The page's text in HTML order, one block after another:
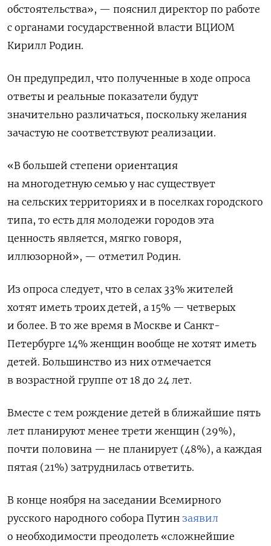
обстоятельства», — пояснил директор по работе
с органами государственной власти ВЦИОМ
Кирилл Родин.
Он предупредил, что полученные в ходе опроса
ответы и реальные показатели будут
значительно различаться, поскольку желания
зачастую не соответствуют реализации.
«В большей степени ориентация
на многодетную семью у нас существует
на сельских территориях и в поселках городского
типа, то есть для молодежи городов эта
ценность является, мягко говоря,
иллюзорной», — отметил Родин.
Из опроса следует, что в селах 33% жителей
хотят иметь троих детей, а 15% — четверых
и более. В то же время в Москве и Санкт-
Петербурге 14% женщин вообще не хотят иметь
детей. Большинство из них отмечается
в возрастной группе от 18 до 24 лет.
Вместе с тем рождение детей в ближайшие пять
лет планируют менее трети женщин (29%),
почти половина — не планирует (48%), а каждая
пятая (21%) затруднилась ответить.
В конце ноября на заседании Всемирного
русского народного собора Путин заявил
о необходимости преодолеть «сложнейшие